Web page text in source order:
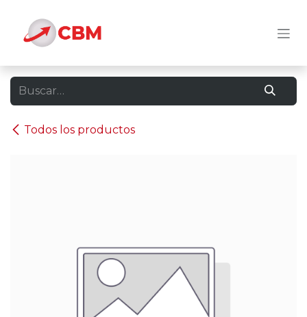
Todos los productos